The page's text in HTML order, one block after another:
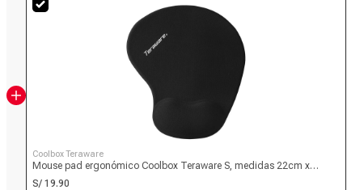
Coolbox Teraware
Mouse pad ergonómico Coolbox Teraware S, medidas 22cm x
19cm, con soporte de muñeca, color negro
S/ 19.90